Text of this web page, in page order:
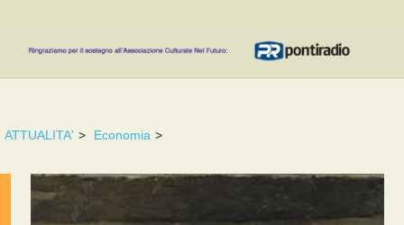
ATTUALITA' > Economia >